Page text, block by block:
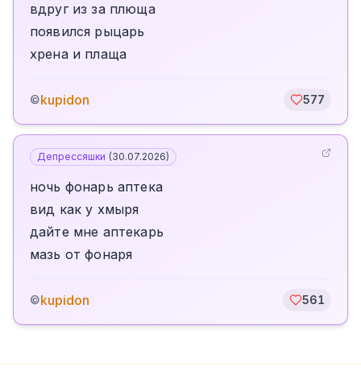
вдруг из за плюща
появился рыцарь
хрена и плаща
©kupidon 577
Депрессяшки (30.07.2026)
ночь фонарь аптека
вид как у хмыря
дайте мне аптекарь
мазь от фонаря
©kupidon 561